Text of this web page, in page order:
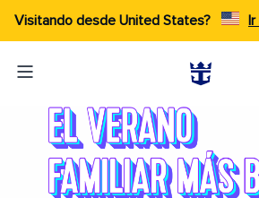
Visitando desde United States?